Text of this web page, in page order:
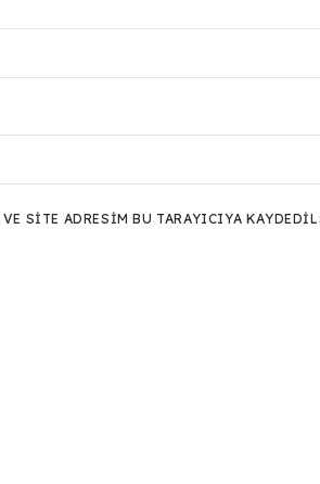
SITE ADRESIM BU TARAYICIYA